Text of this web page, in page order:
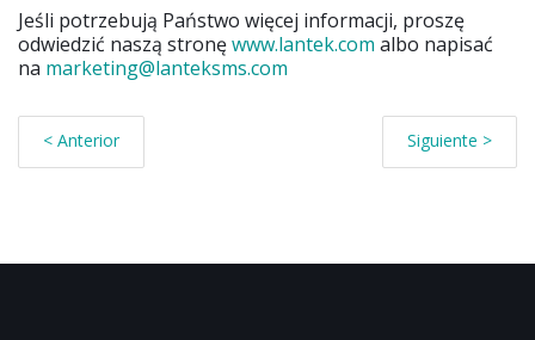
Jeśli potrzebują Państwo więcej informacji, proszę
odwiedzić naszą stronęwww.lantek.com albo napisać
na marketing@lanteksms.com
< Anterior Siguiente >